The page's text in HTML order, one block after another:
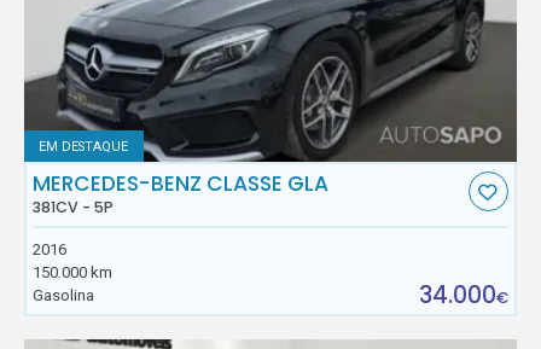
EM DESTAQUE
MERCEDES-BENZ CLASSE GLA
381CV - 5P
2016
150.000 km
Gasolina
34.000€